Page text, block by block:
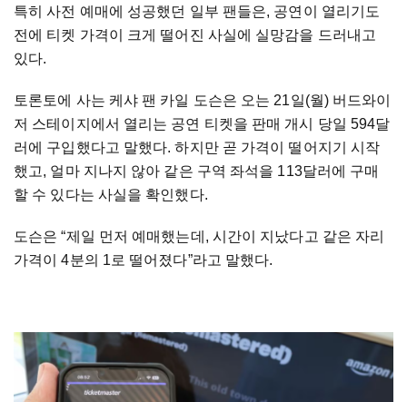
특히 사전 예매에 성공했던 일부 팬들은, 공연이 열리기도
전에 티켓 가격이 크게 떨어진 사실에 실망감을 드러내고
있다.
토론토에 사는 케샤 팬 카일 도슨은 오는 21일(월) 버드와이
저 스테이지에서 열리는 공연 티켓을 판매 개시 당일 594달
러에 구입했다고 말했다. 하지만 곧 가격이 떨어지기 시작
했고, 얼마 지나지 않아 같은 구역 좌석을 113달러에 구매
할 수 있다는 사실을 확인했다.
도슨은 “제일 먼저 예매했는데, 시간이 지났다고 같은 자리
가격이 4분의 1로 떨어졌다”라고 말했다.